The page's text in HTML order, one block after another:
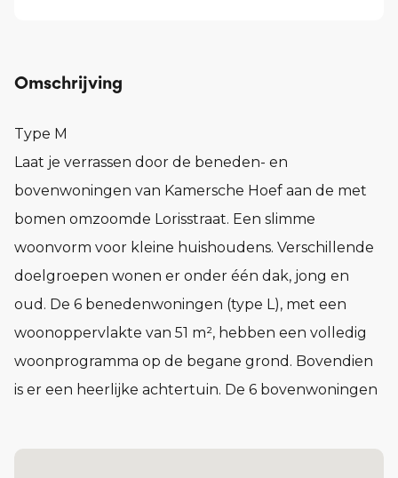
Omschrijving
Type M
Laat je verrassen door de beneden- en
bovenwoningen van Kamersche Hoef aan de met
bomen omzoomde Lorisstraat. Een slimme
woonvorm voor kleine huishoudens. Verschillende
doelgroepen wonen er onder één dak, jong en
oud. De 6 benedenwoningen (type L), met een
woonoppervlakte van 51 m², hebben een volledig
woonprogramma op de begane grond. Bovendien
is er een heerlijke achtertuin. De 6 bovenwoningen
van de woning en er is ook nog een extra etage. De